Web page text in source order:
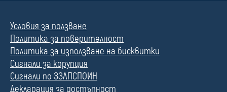
Условия за ползване
Политика за поверителност
Политика за използване на бисквитки
Сигнали за корупция
Сигнали по ЗЗЛПСПОИН
Декларация за достъпност